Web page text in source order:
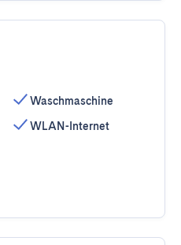
Waschmaschine
WLAN-Internet